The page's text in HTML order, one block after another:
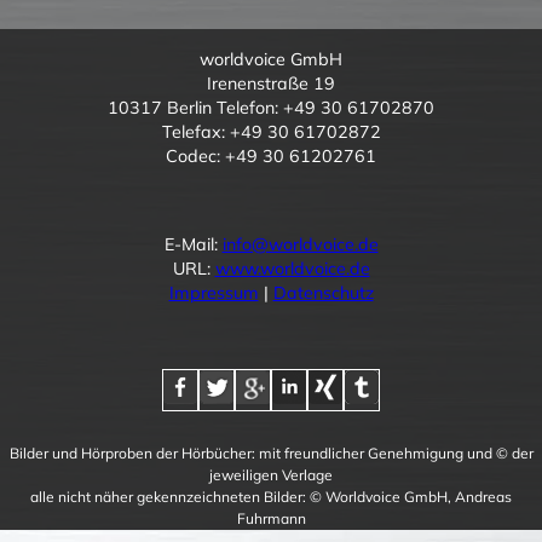
worldvoice GmbH
Irenenstraße 19
10317 Berlin Telefon: +49 30 61702870
Telefax: +49 30 61702872
Codec: +49 30 61202761
E-Mail: info@worldvoice.de
URL: www.worldvoice.de
Impressum | Datenschutz
Bilder und Hörproben der Hörbücher: mit freundlicher Genehmigung und © der
jeweiligen Verlage
alle nicht näher gekennzeichneten Bilder: © Worldvoice GmbH, Andreas
Fuhrmann